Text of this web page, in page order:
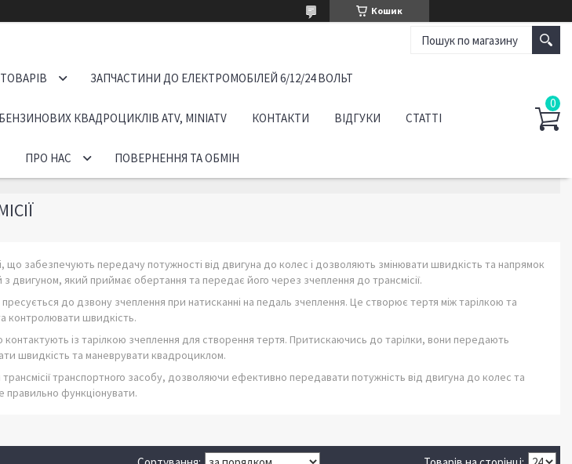
Кошик
ЗАПЧАСТИНИ ДО ЕЛЕКТРОМОБІЛЕЙ 6/12/24 ВОЛЬТ
КВАДРОЦИКЛІВ ATV, MINIATV КОНТАКТИ ВІДГУКИ СТАТТІ
ПРО НАС ПОВЕРНЕННЯ ТА ОБМІН
що забезпечують передачу потужності від двигуна до колес і дозволяють змінювати швидкість та напрямок
двигуном, який приймає обертання та передає його через зчеплення до трансмісії.
до дзвону зчеплення при натисканні на педаль зчеплення. Це створює тертя між тарілкою та
контролювати швидкість.
із тарілкою зчеплення для створення тертя. Притискаючись до тарілки, вони передають
швидкість та маневрувати квадроциклом.
транспортного засобу, дозволяючи ефективно передавати потужність від двигуна до колес та
правильно функціонувати.